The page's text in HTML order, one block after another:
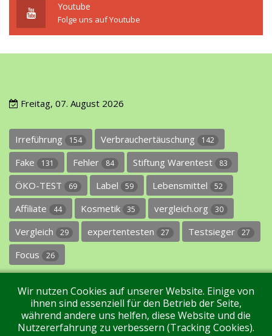
Youtube
Folge uns auf Youtube
Freitag, 07. August 2026
Irreführung 154 Verbrauchertäuschung 142
Fake 131 Fehler 84 Stiftung Warentest 83
ÖKO-TEST 69 Label 59 Lebensmittel 52
Affiliate 44 Kosmetik 35 vergleich.org 30
Vergleich 29 expertentesten 27 Testsieger 27
Focus 26
Wir nutzen Cookies auf unserer Website. Einige von
ihnen sind essenziell für den Betrieb der Seite,
während andere uns helfen, diese Website und die
Nutzererfahrung zu verbessern (Tracking Cookies).